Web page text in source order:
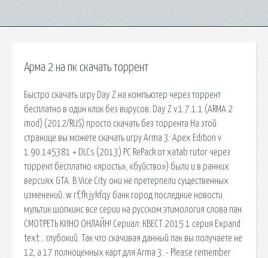
Арма 2 на пк скачать торрент
Быстро скачать игру Day Z на компьютер через торрент
бесплатно в один клик без вирусов. Day Z v.1.7.1.1 (ARMA 2
mod) (2012/RUS) просто скачать без торрента На этой
странице вы можете скачать игру Arma 3: Apex Edition v
1.90.145381 + DLCs (2013) PC RePack от xatab rutor через
торрент бесплатно «ярость», «буйство») были и в ранних
версиях GTA. В Vice City они не претерпели существенных
изменений. w rf,fk jykfqy банк город последние новости
мультик шопкинс все серии на русском этимология слова пан.
СМОТРЕТЬ КИНО ОНЛАЙН! Сериал: КВЕСТ 2015 1 серия Expand
text… глубокий. Так что скачивая данный пак вы получаете не
12, а 17 полноценных карт для Arma 3. - Please remember